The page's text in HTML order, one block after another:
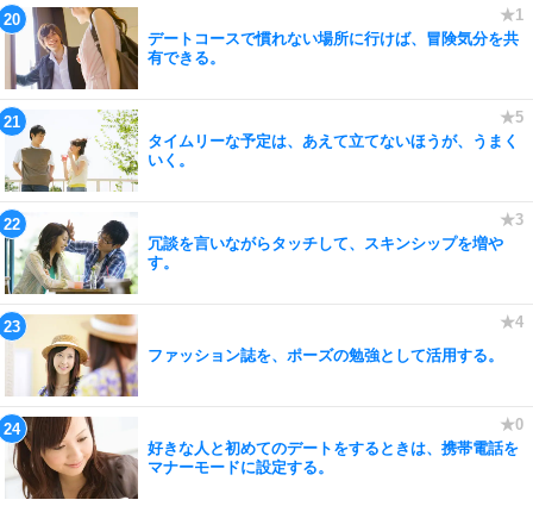
デートコースで慣れない場所に行けば、冒険気分を共
有できる。
タイムリーな予定は、あえて立てないほうが、うまく
いく。
冗談を言いながらタッチして、スキンシップを増や
す。
ファッション誌を、ポーズの勉強として活用する。
好きな人と初めてのデートをするときは、携帯電話を
マナーモードに設定する。